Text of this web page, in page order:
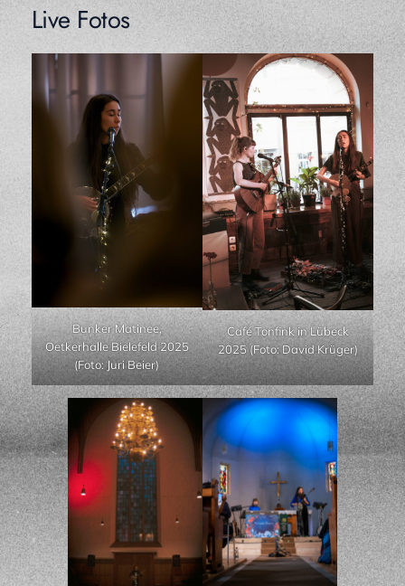
Live Fotos
Bunker Matinee,
Oetkerhalle Bielefeld 2025
(Foto: Juri Beier)
Café Tonfink in Lübeck
2025 (Foto: David Krüger)